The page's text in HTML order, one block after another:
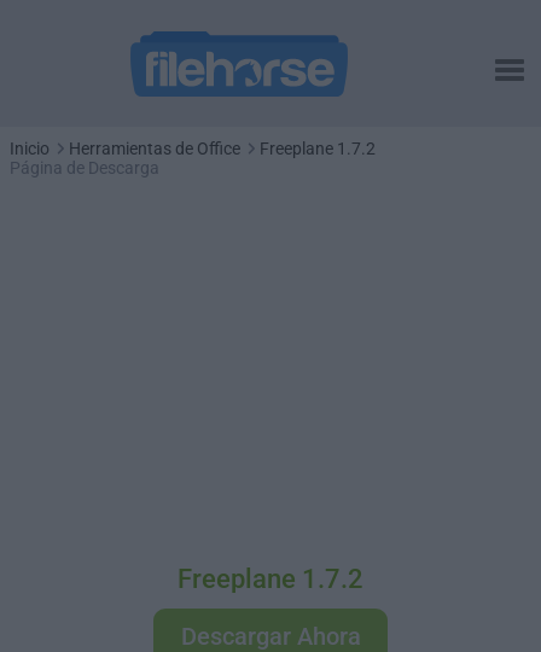
Inicio Herramientas de Office
Freeplane 1.7.2
Página de Descarga
Freeplane 1.7.2
Descargar Ahora